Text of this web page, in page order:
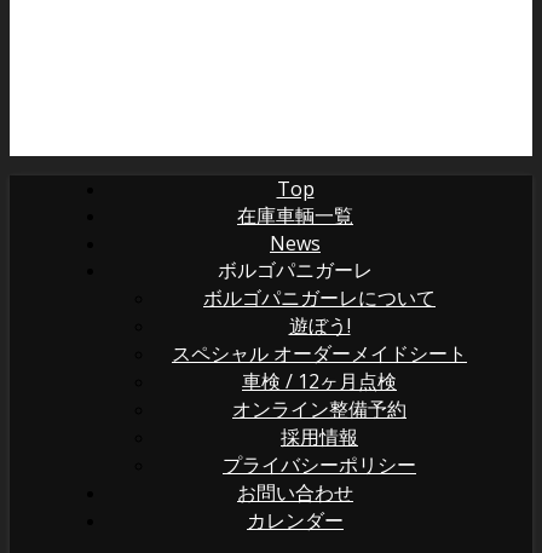
Top
在庫車輌一覧
News
ボルゴパニガーレ
ボルゴパニガーレについて
遊ぼう!
スペシャル オーダーメイドシート
車検 / 12ヶ月点検
オンライン整備予約
採用情報
プライバシーポリシー
お問い合わせ
カレンダー